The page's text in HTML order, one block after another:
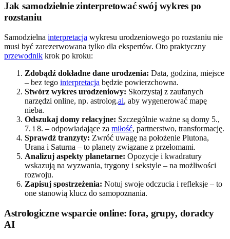
Jak samodzielnie zinterpretować swój wykres po
rozstaniu
Samodzielna interpretacja wykresu urodzeniowego po rozstaniu nie
musi być zarezerwowana tylko dla ekspertów. Oto praktyczny
przewodnik krok po kroku:
Zdobądź dokładne dane urodzenia: Data, godzina, miejsce
– bez tego interpretacja będzie powierzchowna.
Stwórz wykres urodzeniowy: Skorzystaj z zaufanych
narzędzi online, np. astrolog.ai, aby wygenerować mapę
nieba.
Odszukaj domy relacyjne: Szczególnie ważne są domy 5.,
7. i 8. – odpowiadające za miłość, partnerstwo, transformację.
Sprawdź tranzyty: Zwróć uwagę na położenie Plutona,
Urana i Saturna – to planety związane z przełomami.
Analizuj aspekty planetarne: Opozycje i kwadratury
wskazują na wyzwania, trygony i sekstyle – na możliwości
rozwoju.
Zapisuj spostrzeżenia: Notuj swoje odczucia i refleksje – to
one stanowią klucz do samopoznania.
Astrologiczne wsparcie online: fora, grupy, doradcy
AI